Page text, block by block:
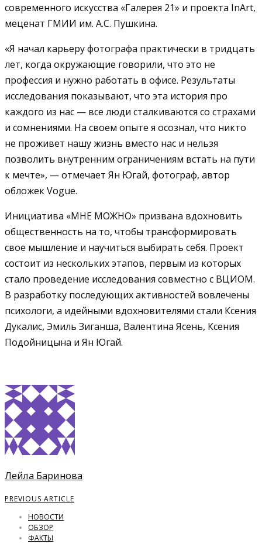
современного искусства «Галерея 21» и проекта InArt,
меценат ГМИИ им. А.С. Пушкина.
«Я начал карьеру фотографа практически в тридцать
лет, когда окружающие говорили, что это не
профессия и нужно работать в офисе. Результаты
исследования показывают, что эта история про
каждого из нас — все люди сталкиваются со страхами
и сомнениями. На своем опыте я осознал, что никто
не проживет нашу жизнь вместо нас и нельзя
позволить внутренним ограничениям встать на пути
к мечте», — отмечает Ян Югай, фотограф, автор
обложек Vogue.
Инициатива «МНЕ МОЖНО» призвана вдохновить
общественность на то, чтобы трансформировать
свое мышление и научиться выбирать себя. Проект
состоит из нескольких этапов, первым из которых
стало проведение исследования совместно с ВЦИОМ.
В разработку последующих активностей вовлечены
психологи, а идейными вдохновителями стали Ксения
Дукалис, Эмиль Зиганша, Валентина Ясень, Ксения
Подойницына и Ян Югай.
Лейла Баринова
PREVIOUS ARTICLE
НОВОСТИ
ОБЗОР
ФАКТЫ